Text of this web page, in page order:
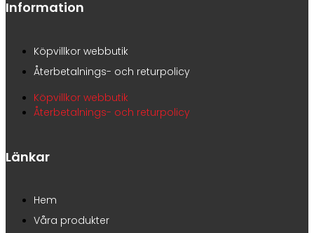
Information
Köpvillkor webbutik
Återbetalnings- och returpolicy
Köpvillkor webbutik
Återbetalnings- och returpolicy
Länkar
Hem
Våra produkter